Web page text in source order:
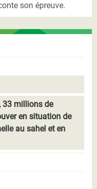
son épreuve.
33 millions de
en situation de
au sahel et en